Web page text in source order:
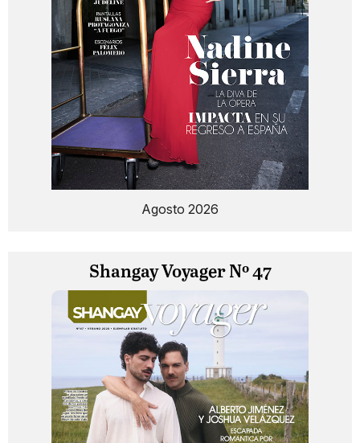
Agosto 2026
Shangay Voyager Nº 47